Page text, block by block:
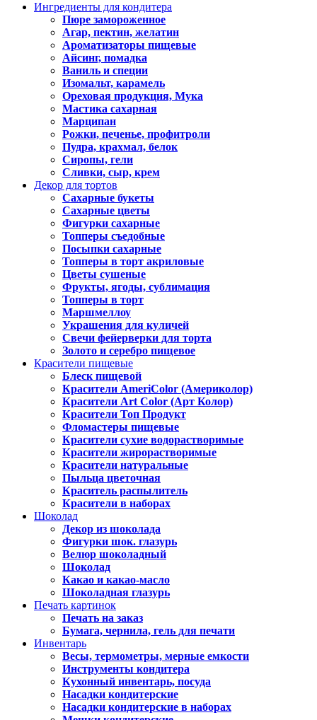
Ингредиенты для кондитера
Пюре замороженное
Агар, пектин, желатин
Ароматизаторы пищевые
Айсинг, помадка
Ваниль и специи
Изомальт, карамель
Ореховая продукция, Мука
Мастика сахарная
Марципан
Рожки, печенье, профитроли
Пудра, крахмал, белок
Сиропы, гели
Сливки, сыр, крем
Декор для тортов
Сахарные букеты
Сахарные цветы
Фигурки сахарные
Топперы съедобные
Посыпки сахарные
Топперы в торт акриловые
Цветы сушеные
Фрукты, ягоды, сублимация
Топперы в торт
Маршмеллоу
Украшения для куличей
Свечи фейерверки для торта
Золото и серебро пищевое
Красители пищевые
Блеск пищевой
Красители AmeriColor (Америколор)
Красители Art Color (Арт Колор)
Красители Топ Продукт
Фломастеры пищевые
Красители сухие водорастворимые
Красители жирорастворимые
Красители натуральные
Пыльца цветочная
Краситель распылитель
Красители в наборах
Шоколад
Декор из шоколада
Фигурки шок. глазурь
Велюр шоколадный
Шоколад
Какао и какао-масло
Шоколадная глазурь
Печать картинок
Печать на заказ
Бумага, чернила, гель для печати
Инвентарь
Весы, термометры, мерные емкости
Инструменты кондитера
Кухонный инвентарь, посуда
Насадки кондитерские
Насадки кондитерские в наборах